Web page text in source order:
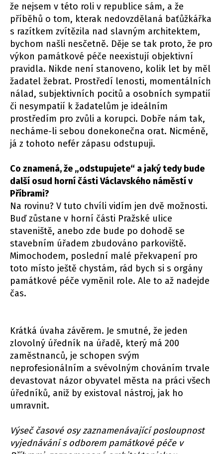
že nejsem v této roli v republice sám, a že
příběhů o tom, kterak nedovzdělaná baťůžkářka
s razítkem zvítězila nad slavným architektem,
bychom našli nesčetně. Děje se tak proto, že pro
výkon památkové péče neexistují objektivní
pravidla. Nikde není stanoveno, kolik let by měl
žadatel žebrat. Prostředí lenosti, momentálních
nálad, subjektivních pocitů a osobních sympatií
či nesympatií k žadatelům je ideálním
prostředím pro zvůli a korupci. Dobře nám tak,
necháme-li sebou donekonečna orat. Nicméně,
já z tohoto nefér zápasu odstupuji.
Co znamená, že „odstupujete“ a jaký tedy bude
další osud horní části Václavského náměstí v
Příbrami?
Na rovinu? V tuto chvíli vidím jen dvě možnosti.
Buď zůstane v horní části Pražské ulice
staveniště, anebo zde bude po dohodě se
stavebním úřadem zbudováno parkoviště.
Mimochodem, poslední malé překvapení pro
toto místo ještě chystám, rád bych si s orgány
památkové péče vyměnil role. Ale to až nadejde
čas.
Krátká úvaha závěrem. Je smutné, že jeden
zlovolný úředník na úřadě, který má 200
zaměstnanců, je schopen svým
neprofesionálním a svévolným chováním trvale
devastovat názor obyvatel města na práci všech
úředníků, aniž by existoval nástroj, jak ho
umravnit.
Výseč časové osy zaznamenávající posloupnost
vyjednávání s odborem památkové péče v